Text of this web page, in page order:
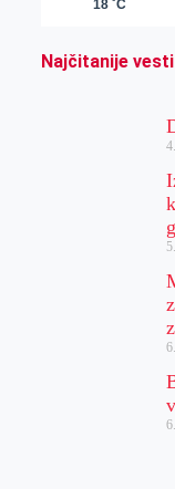
Najčitanije vesti